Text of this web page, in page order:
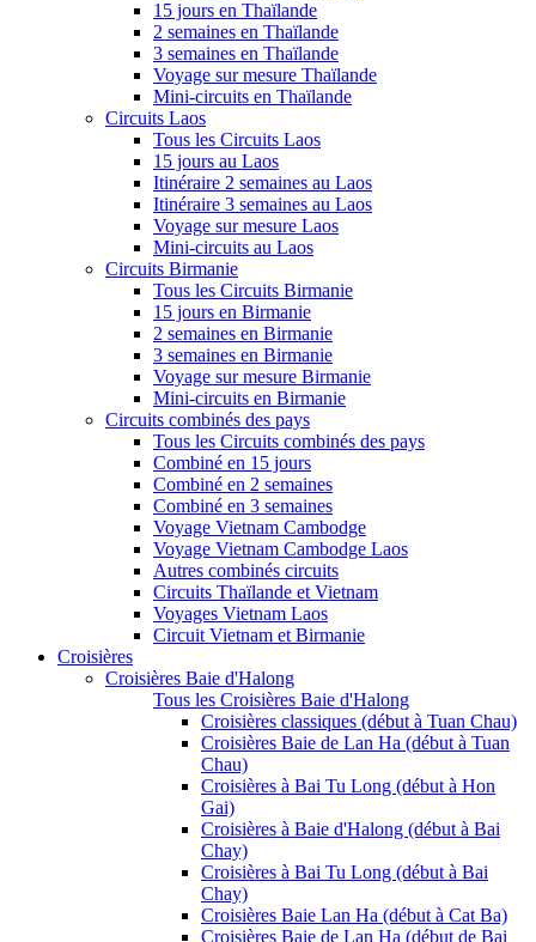
15 jours en Thaïlande
2 semaines en Thaïlande
3 semaines en Thaïlande
Voyage sur mesure Thaïlande
Mini-circuits en Thaïlande
Circuits Laos
Tous les Circuits Laos
15 jours au Laos
Itinéraire 2 semaines au Laos
Itinéraire 3 semaines au Laos
Voyage sur mesure Laos
Mini-circuits au Laos
Circuits Birmanie
Tous les Circuits Birmanie
15 jours en Birmanie
2 semaines en Birmanie
3 semaines en Birmanie
Voyage sur mesure Birmanie
Mini-circuits en Birmanie
Circuits combinés des pays
Tous les Circuits combinés des pays
Combiné en 15 jours
Combiné en 2 semaines
Combiné en 3 semaines
Voyage Vietnam Cambodge
Voyage Vietnam Cambodge Laos
Autres combinés circuits
Circuits Thaïlande et Vietnam
Voyages Vietnam Laos
Circuit Vietnam et Birmanie
Croisières
Croisières Baie d'Halong
Tous les Croisières Baie d'Halong
Croisières classiques (début à Tuan Chau)
Croisières Baie de Lan Ha (début à Tuan
Chau)
Croisières à Bai Tu Long (début à Hon
Gai)
Croisières à Baie d'Halong (début à Bai
Chay)
Croisières à Bai Tu Long (début à Bai
Chay)
Croisières Baie Lan Ha (début à Cat Ba)
Croisières Baie de Lan Ha (début de Bai